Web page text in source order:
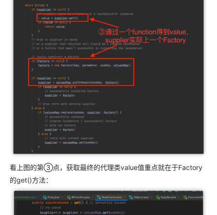
看上图的第③点，获取最终的代理类value值重点就在于Factory
的get()方法：